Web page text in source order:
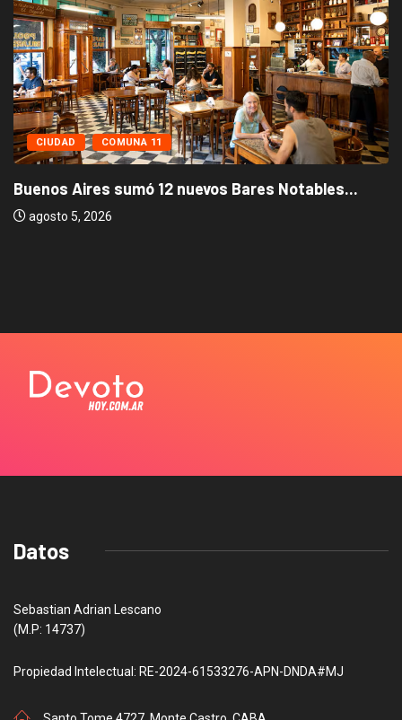
CIUDAD COMUNA 11
Buenos Aires sumó 12 nuevos Bares Notables...
agosto 5, 2026
Datos
Sebastian Adrian Lescano
(M.P: 14737)
Propiedad Intelectual: RE-2024-61533276-APN-DNDA#MJ